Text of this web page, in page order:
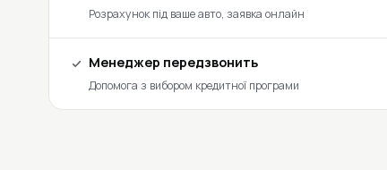
Розрахунок під ваше авто, заявка онлайн
Менеджер передзвонить
Допомога з вибором кредитної програми